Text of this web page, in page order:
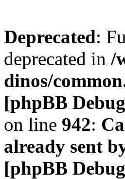
Deprecated:
deprecated in /
dinos/
[phpBB
on line 942:
already sent
[phpBB